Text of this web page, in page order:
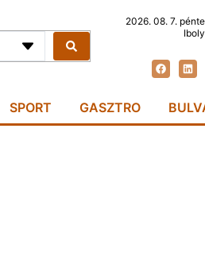
2026. 08. 7.
SPORT GASZTRO